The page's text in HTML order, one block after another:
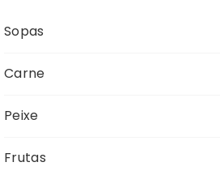
Sopas
Carne
Peixe
Frutas